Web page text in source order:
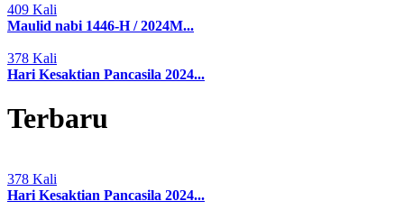
409 Kali
Maulid nabi 1446-H / 2024M...
378 Kali
Hari Kesaktian Pancasila 2024...
Terbaru
378 Kali
Hari Kesaktian Pancasila 2024...